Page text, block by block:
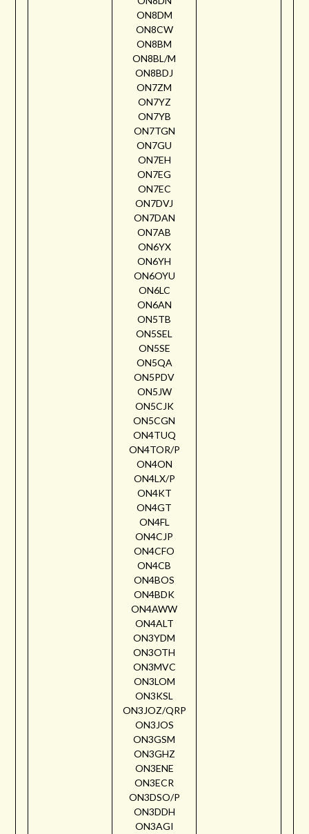
ON8DM
ON8CW
ON8BM
ON8BL/M
ON8BDJ
ON7ZM
ON7YZ
ON7YB
ON7TGN
ON7GU
ON7EH
ON7EG
ON7EC
ON7DVJ
ON7DAN
ON7AB
ON6YX
ON6YH
ON6OYU
ON6LC
ON6AN
ON5TB
ON5SEL
ON5SE
ON5QA
ON5PDV
ON5JW
ON5CJK
ON5CGN
ON4TUQ
ON4TOR/P
ON4ON
ON4LX/P
ON4KT
ON4GT
ON4FL
ON4CJP
ON4CFO
ON4CB
ON4BOS
ON4BDK
ON4AWW
ON4ALT
ON3YDM
ON3OTH
ON3MVC
ON3LOM
ON3KSL
ON3JOZ/QRP
ON3JOS
ON3GSM
ON3GHZ
ON3ENE
ON3ECR
ON3DSO/P
ON3DDH
ON3AGI